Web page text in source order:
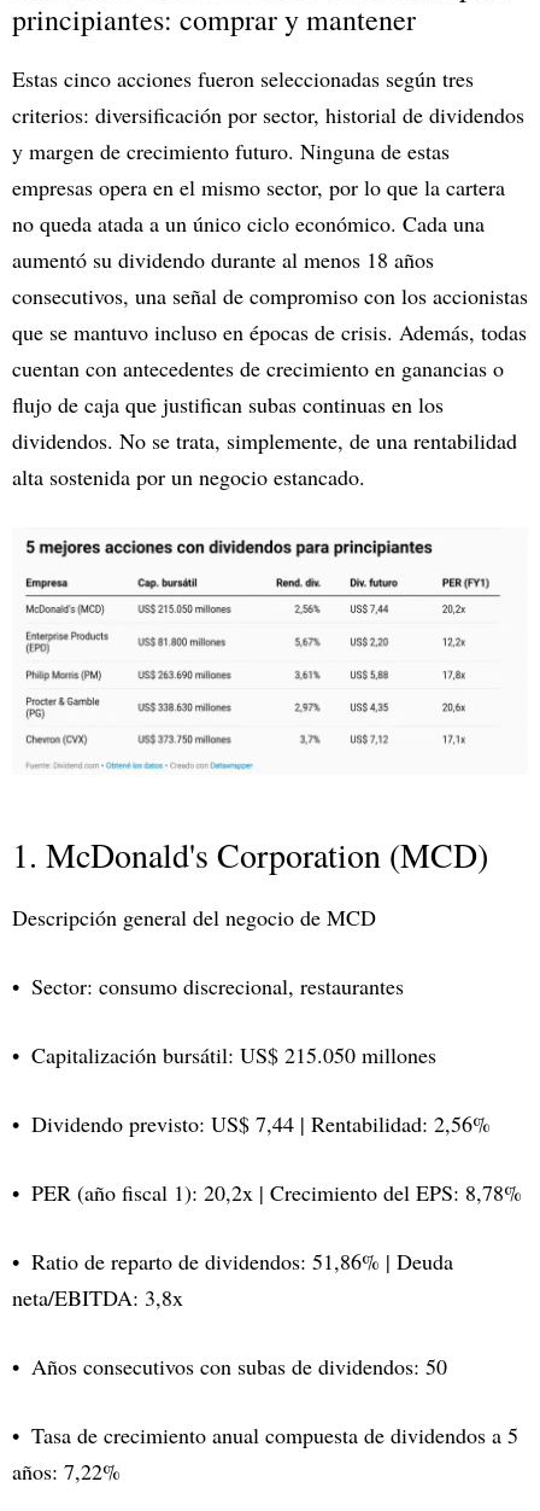
principiantes: comprar y mantener
Estas cinco acciones fueron seleccionadas según tres
criterios: diversificación por sector, historial de dividendos
y margen de crecimiento futuro. Ninguna de estas
empresas opera en el mismo sector, por lo que la cartera
no queda atada a un único ciclo económico. Cada una
aumentó su dividendo durante al menos 18 años
consecutivos, una señal de compromiso con los accionistas
que se mantuvo incluso en épocas de crisis. Además, todas
cuentan con antecedentes de crecimiento en ganancias o
flujo de caja que justifican subas continuas en los
dividendos. No se trata, simplemente, de una rentabilidad
alta sostenida por un negocio estancado.
1. McDonald's Corporation (MCD)
Descripción general del negocio de MCD
Sector: consumo discrecional, restaurantes
Capitalización bursátil: US$ 215.050 millones
Dividendo previsto: US$ 7,44 | Rentabilidad: 2,56%
PER (año fiscal 1): 20,2x | Crecimiento del EPS: 8,78%
Ratio de reparto de dividendos: 51,86% | Deuda
neta/EBITDA: 3,8x
Años consecutivos con subas de dividendos: 50
Tasa de crecimiento anual compuesta de dividendos a 5
años: 7,22%